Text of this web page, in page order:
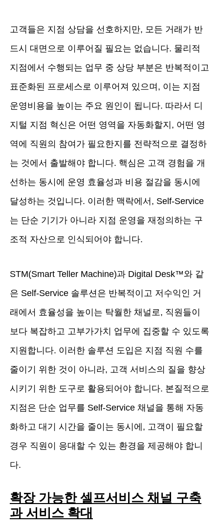
고객들은 지점 상담을 선호하지만, 모든 거래가 반
드시 대면으로 이루어질 필요는 없습니다. 물리적
지점에서 수행되는 업무 중 상당 부분은 반복적이고
표준화된 프로세스로 이루어져 있으며, 이는 지점
운영비용을 높이는 주요 원인이 됩니다. 따라서 디
지털 지점 혁신은 어떤 영역을 자동화할지, 어떤 영
역에 직원의 참여가 필요한지를 전략적으로 결정하
는 것에서 출발해야 합니다. 핵심은 고객 경험을 개
선하는 동시에 운영 효율성과 비용 절감을 동시에
달성하는 것입니다. 이러한 맥락에서, Self-Service
는 단순 기기가 아니라 지점 운영을 재정의하는 구
조적 자산으로 인식되어야 합니다.
STM(Smart Teller Machine)과 Digital Desk™와 같
은 Self-Service 솔루션은 반복적이고 저수익인 거
래에서 효율성을 높이는 탁월한 채널로, 직원들이
보다 복잡하고 고부가가치 업무에 집중할 수 있도록
지원합니다. 이러한 솔루션 도입은 지점 직원 수를
줄이기 위한 것이 아니라, 고객 서비스의 질을 향상
시키기 위한 도구로 활용되어야 합니다. 본질적으로
지점은 단순 업무를 Self-Service 채널을 통해 자동
화하고 대기 시간을 줄이는 동시에, 고객이 필요할
경우 직원이 응대할 수 있는 환경을 제공해야 합니
다.
확장 가능한 셀프서비스 채널 구축
과 서비스 확대